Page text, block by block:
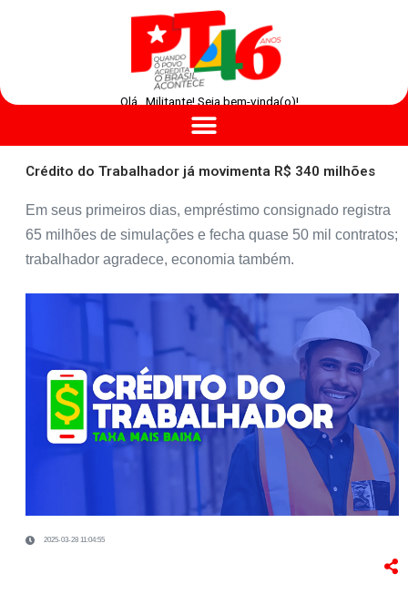
Olá , Militante! Seja bem-vinda(o)!
Crédito do Trabalhador já movimenta R$ 340 milhões
Em seus primeiros dias, empréstimo consignado registra
65 milhões de simulações e fecha quase 50 mil contratos;
trabalhador agradece, economia também.
2025-03-28 11:04:55